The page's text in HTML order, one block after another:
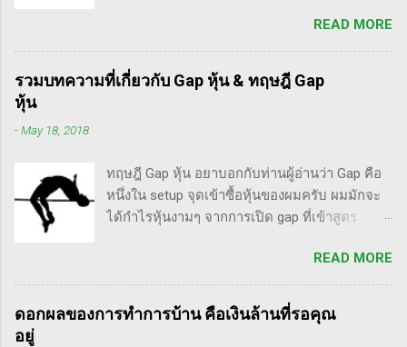
ตระหนก" ดังนั้น invester นั้น จะไม่ตระหนกเมื่อ
ราคาหุ้นร่วงทำให้เขาต้องขาดทุนไปแค่ 10% เอง
แต่ trader ทนไม่ได้แล้ว ต้องทำอะไรสักอย่าง
แรกซื้อหุ้น เพราะต้องการเล่นแบบเทรดเดิ้ง คือ
ซื้อมาขายไปในกรอบเวลาหนึ...
นานก็คือชื่อ "Trade Like an O'Neil Disciple: How
We Made Over 18,000% in the Stock Market" ที่
เขียนร่วมกับ Dr.Chris Kacher อีกเล่มก็คือ In The
Trading Cockpit with the O'Neil Disciples:
Money Selling Stocks Short อีกด้วย ผมเองก็เคย
แปลงานของแกแบบมั่วๆ หลายเรื่องด้วยกันนะ
อาทิ - Voodoo - ทรงหุ้นซิ่ง ราคาย่อ วอลุ่มหาย -
ผมเป็นแฟนคลับของแกนั่นเองครับ ง่ายๆเลย ที่
ชอบเพราะเราต่างมีอาจารย์ร่วมกันก็คือ ปู่โอนีล,
ทวดลิเวอร์มอร์ และทวด Wyckoff นั่นเอง (คือผม
READ MORE
รวมบทความที่เกี่ยวกับ Gap หุ้น & ทฤษฎี Gap
หุ้น
-May 18, 2018
ทฤษฎี Gap หุ้น อยาบอกกับท่านผู้อ่านว่า Gap คือ
หนึ่งใน setup จุดเข้าซื้อหุ้นของผมครับ ผมมักจะ
ได้กำไรหุ้นงามๆ จากการเปิด gap ที่เข้าสูตร
ทำการบ้าน มันส่งสัญญาณซื้อ แบบเปิด gap ผมจะ
ชอบมาก แต่ถึงกระนั้น มันก็ไม่ได้เป๊ะทุกตัวนะ
ครับ มีล้มเหลวเกินครึ่ง เราต้องคอยคัดตัวที่ไม่ดี
ออก เหลือตัวเจ๋งๆ แรงๆ ให้มันวิ่งทำเงินให้เราไป
READ MORE
ดอกผลของการทำการบ้าน คือเงินล้านที่รอคุณ
อยู่